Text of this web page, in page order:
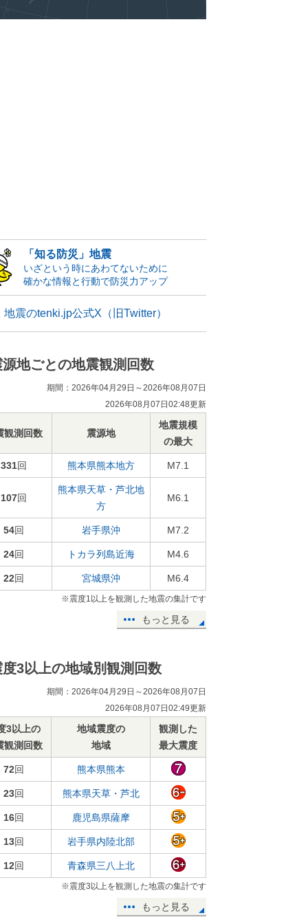
「知る防災」地震
いざという時にあわてないために
確かな情報と行動で防災力アップ
地震のtenki.jp公式X（旧Twitter）
源地ごとの地震観測回数
期間：2026年04月29日～2026年08月07日
2026年08月07日02:48更新
観測回数 震源地
地震規模
の最大
331回 熊本県熊本地方 M7.1
107回
熊本県天草・芦北地
方
M6.1
54回 岩手県沖 M7.2
24回 トカラ列島近海 M4.6
22回 宮城県沖 M6.4
※震度1以上を観測した地震の集計です
もっと見る
度3以上の地域別観測回数
期間：2026年04月29日～2026年08月07日
2026年08月07日02:49更新
3以上の
観測回数
地域震度の
地域
観測した
最大震度
72回 熊本県熊本
23回 熊本県天草・芦北
16回 鹿児島県薩摩
13回 岩手県内陸北部
12回 青森県三八上北
※震度3以上を観測した地震の集計です
もっと見る